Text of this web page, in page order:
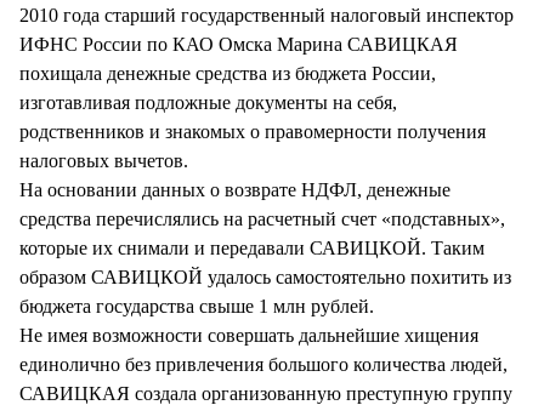
2010 года старший государственный налоговый инспектор
ИФНС России по КАО Омска Марина САВИЦКАЯ
похищала денежные средства из бюджета России,
изготавливая подложные документы на себя,
родственников и знакомых о правомерности получения
налоговых вычетов.
На основании данных о возврате НДФЛ, денежные
средства перечислялись на расчетный счет «подставных»,
которые их снимали и передавали САВИЦКОЙ. Таким
образом САВИЦКОЙ удалось самостоятельно похитить из
бюджета государства свыше 1 млн рублей.
Не имея возможности совершать дальнейшие хищения
единолично без привлечения большого количества людей,
САВИЦКАЯ создала организованную преступную группу